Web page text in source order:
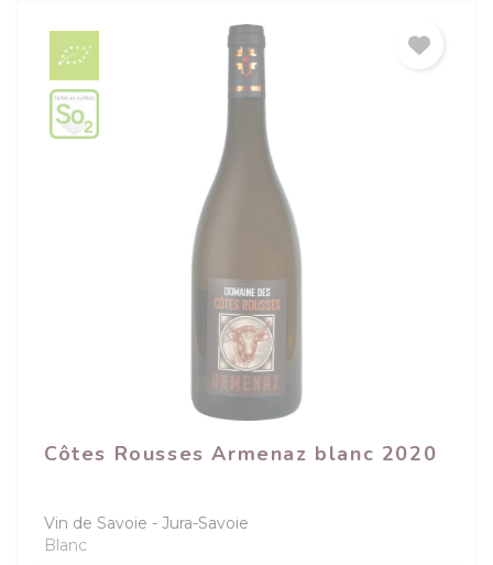
Côtes Rousses Armenaz blanc 2020
Vin de Savoie
Jura-Savoie
Blanc